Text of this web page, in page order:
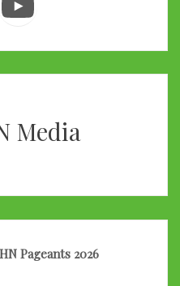
Media
Pageants 2026